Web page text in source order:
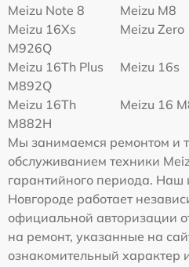
Meizu Note 8
Meizu M8
Meizu 16Xs
M926Q
Meizu Zero
Meizu 16Th Plus
M892Q
Meizu 16s
Meizu 16Th
M882H
Meizu 16
Мы занимаемся ремонтом и
обслуживанием техники
гарантийного периода.
Новгороде работает
официальной авторизации
на ремонт, указанные на
ознакомительный характер